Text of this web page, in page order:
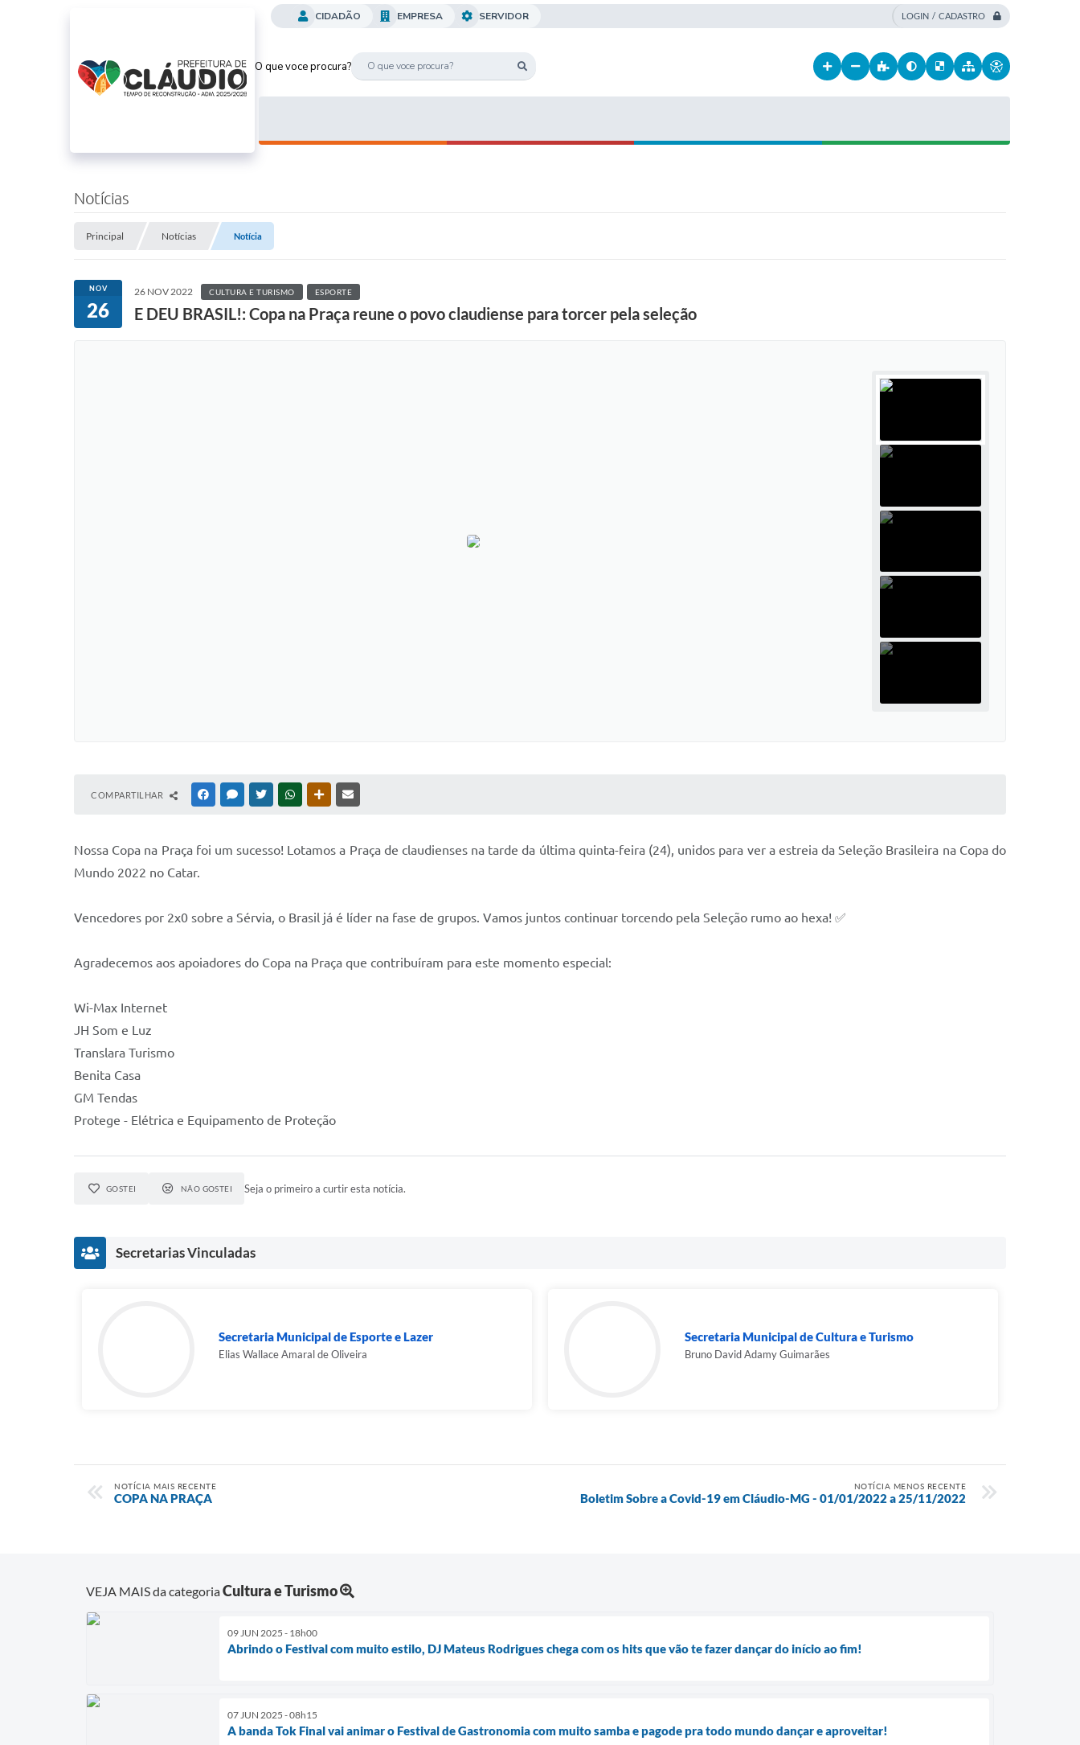
LOGIN / CADASTRO
O que voce procura?
CIDADÃO EMPRESA SERVIDOR
Notícias
Principal Notícias Notícia
NOV
26
26 NOV 2022 CULTURA E TURISMO ESPORTE
E DEU BRASIL!: Copa na Praça reune o povo claudiense para torcer pela seleção
COMPARTILHAR FACEBOOKMESSENGER
TWITTERWHATSAPPOUTRAS MÍDIAS
Nossa Copa na Praça foi um sucesso! Lotamos a Praça de claudienses na tarde da última quinta-feira (24), unidos para ver a estreia da Seleção Brasileira na Copa do
Mundo 2022 no Catar.
Vencedores por 2x0 sobre a Sérvia, o Brasil já é líder na fase de grupos. Vamos juntos continuar torcendo pela Seleção rumo ao hexa! ✅
Agradecemos aos apoiadores do Copa na Praça que contribuíram para este momento especial:
Wi-Max Internet
JH Som e Luz
Translara Turismo
Benita Casa
GM Tendas
Protege - Elétrica e Equipamento de Proteção
GOSTEI NÃO GOSTEI Seja o primeiro a curtir esta notícia.
Secretarias Vinculadas
Secretaria Municipal de Esporte e Lazer
Elias Wallace Amaral de Oliveira
Secretaria Municipal de Cultura e Turismo
Bruno David Adamy Guimarães
NOTÍCIA MAIS RECENTE
COPA NA PRAÇA
NOTÍCIA MENOS RECENTE
Boletim Sobre a Covid-19 em Cláudio-MG - 01/01/2022 a 25/11/2022
VEJA MAIS da categoriaCultura e Turismo
09 JUN 2025 - 18h00
Abrindo o Festival com muito estilo, DJ Mateus Rodrigues chega com os hits que vão te fazer dançar do início ao fim!
07 JUN 2025 - 08h15
A banda Tok Final vai animar o Festival de Gastronomia com muito samba e pagode pra todo mundo dançar e aproveitar!